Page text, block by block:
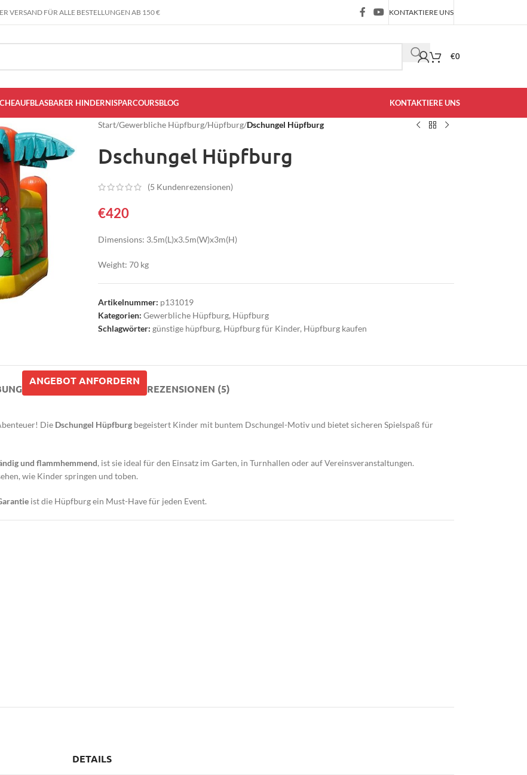
VERSAND FÜR ALLE BESTELLUNGEN AB 150 € KONTAKTIERE UNS
€0
AUFBLASBARER HINDERNISPARCOURSBLOG KONTAKTIERE UNS
Start/Gewerbliche Hüpfburg/Hüpfburg/Dschungel Hüpfburg
Dschungel Hüpfburg
(5 Kundenrezensionen)
€420
Dimensions: 3.5m(L)x3.5m(W)x3m(H)
Weight: 70 kg
Artikelnummer: p131019
Kategorien: Gewerbliche Hüpfburg, Hüpfburg
Schlagwörter: günstige hüpfburg, Hüpfburg für Kinder, Hüpfburg kaufen
ANGEBOT ANFORDERN
REZENSIONEN (5)
Die Dschungel Hüpfburg begeistert Kinder mit buntem Dschungel-Motiv und bietet sicheren Spielspaß für
und flammhemmend, ist sie ideal für den Einsatz im Garten, in Turnhallen oder auf Vereinsveranstaltungen.
wie Kinder springen und toben.
ist die Hüpfburg ein Must-Have für jeden Event.
DETAILS